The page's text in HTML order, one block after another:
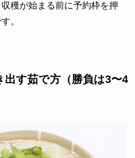
穫が始まる前に予約枠を押
。
出す茹で方（勝負は3〜4